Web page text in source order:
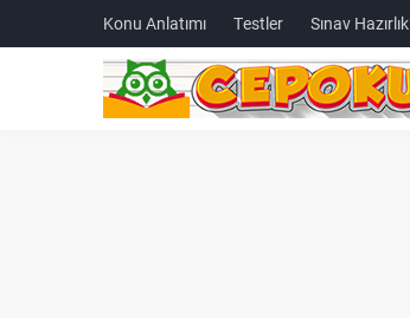
Konu Anlatımı Testler Sınav Hazırlık